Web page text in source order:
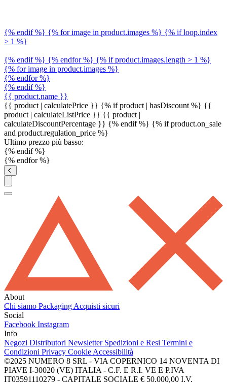
{% endif %} {% for image in product.images %} {% if loop.index
> 1 %}
{% endif %} {% endfor %} {% if product.images.length > 1 %}
{% for image in product.images %}
{% endfor %}
{% endif %}
{{ product.name }}
{{ product | calculatePrice }} {% if product | hasDiscount %} {{
product | calculateListPrice }} {{ product |
calculateDiscountPercentage }} {% endif %} {% if product.on_sale
and product.regulation_price %}
Ultimo prezzo più basso:
{% endif %}
{% endfor %}
About
Chi siamo Packaging Acquisti sicuri
Social
Facebook Instagram
Info
Negozi Distributori Newsletter Spedizioni e Resi Termini e
Condizioni Privacy Cookie Accessibilità
©2025 NUMERO 8 SRL - VIA COPERNICO 14 NOVENTA DI
PIAVE I-30020 (VE) ITALIA - C.F. E R.I. VE E P.IVA
IT03591110279 - CAPITALE SOCIALE € 50.000,00 I.V.